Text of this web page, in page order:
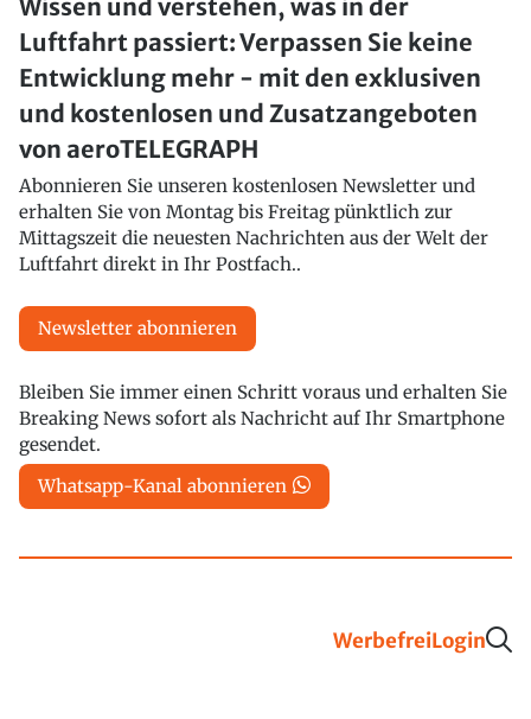
Wissen und verstehen, was in der
Luftfahrt passiert: Verpassen Sie keine
Entwicklung mehr - mit den exklusiven
und kostenlosen und Zusatzangeboten
von aeroTELEGRAPH
Abonnieren Sie unseren kostenlosen Newsletter und
erhalten Sie von Montag bis Freitag pünktlich zur
Mittagszeit die neuesten Nachrichten aus der Welt der
Luftfahrt direkt in Ihr Postfach..
Newsletter abonnieren
Bleiben Sie immer einen Schritt voraus und erhalten Sie
Breaking News sofort als Nachricht auf Ihr Smartphone
gesendet.
Whatsapp-Kanal abonnieren
WerbefreiLogin